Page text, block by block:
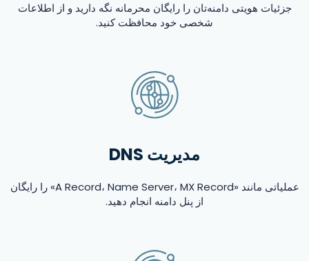
جزئیات هویتی دامنه‌تان را رایگان محرمانه نگه دارید و از اطلاعات
شخصی خود محافظت کنید.
مدیریت DNS
عملیاتی مانند «A Record، Name Server، MX Record» را رایگان
از پنل دامنه انجام دهید.